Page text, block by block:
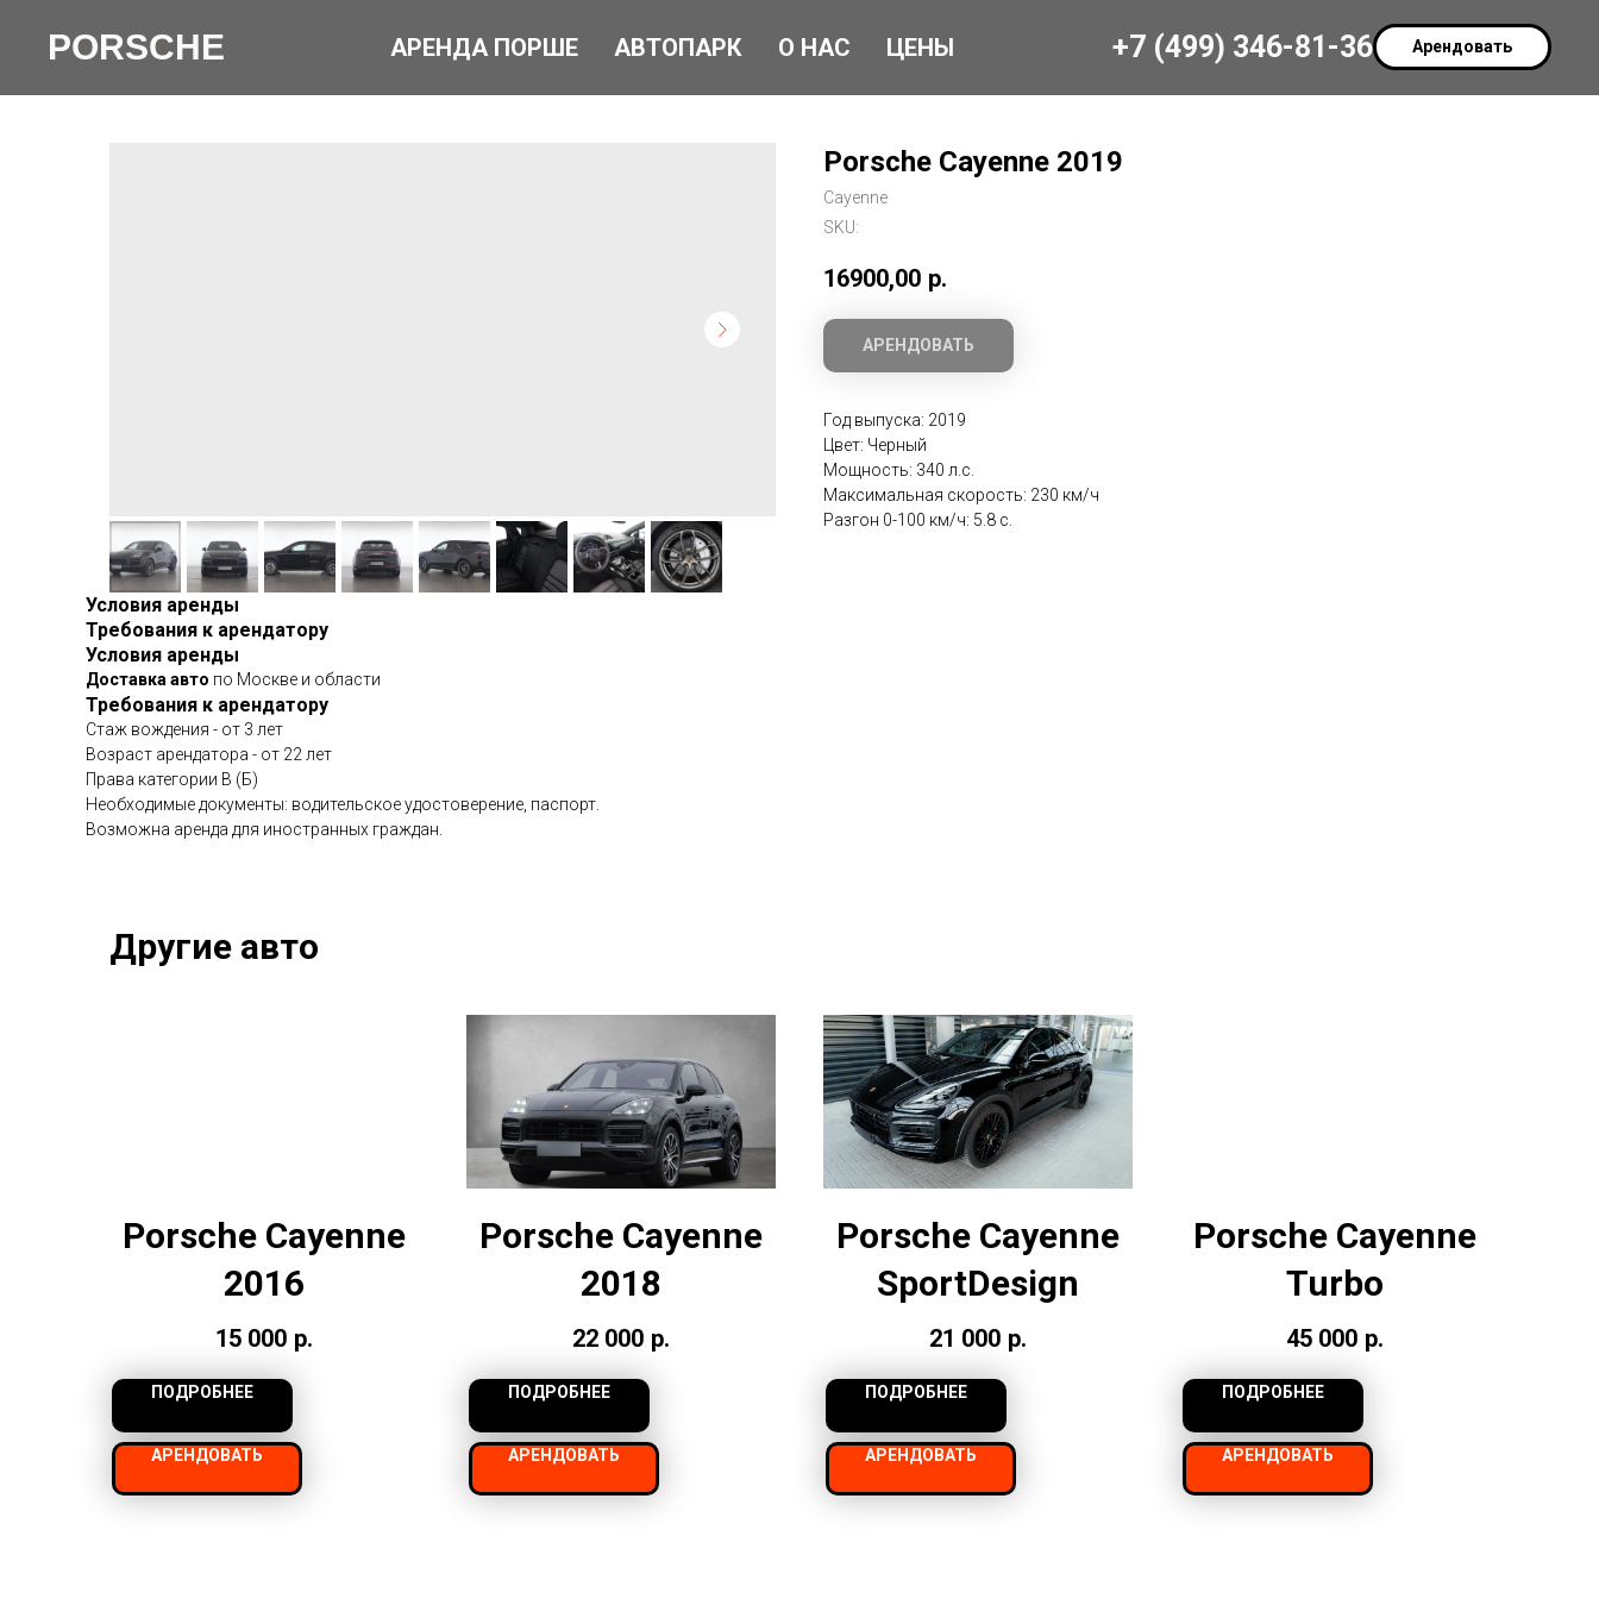
PORSCHE АРЕНДА ПОРШЕ АВТОПАРК О НАС ЦЕНЫ +7 (499) 346-81-36 Арендовать
Porsche Cayenne 2019
Cayenne
SKU:
16900,00 р.
АРЕНДОВАТЬ
Год выпуска: 2019
Цвет: Черный
Мощность: 340 л.с.
Максимальная скорость: 230 км/ч
Разгон 0-100 км/ч: 5.8 с.
Условия аренды
Требования к арендатору
Условия аренды
Доставка авто по Москве и области
Требования к арендатору
Стаж вождения - от 3 лет
Возраст арендатора - от 22 лет
Права категории В (Б)
Необходимые документы: водительское удостоверение, паспорт.
Возможна аренда для иностранных граждан.
Другие авто
Porsche Cayenne
2016
15 000 р.
ПОДРОБНЕЕ
АРЕНДОВАТЬ
Porsche Cayenne
2018
22 000 р.
ПОДРОБНЕЕ
АРЕНДОВАТЬ
Porsche Cayenne
SportDesign
21 000 р.
ПОДРОБНЕЕ
АРЕНДОВАТЬ
Porsche Cayenne
Turbo
45 000 р.
ПОДРОБНЕЕ
АРЕНДОВАТЬ